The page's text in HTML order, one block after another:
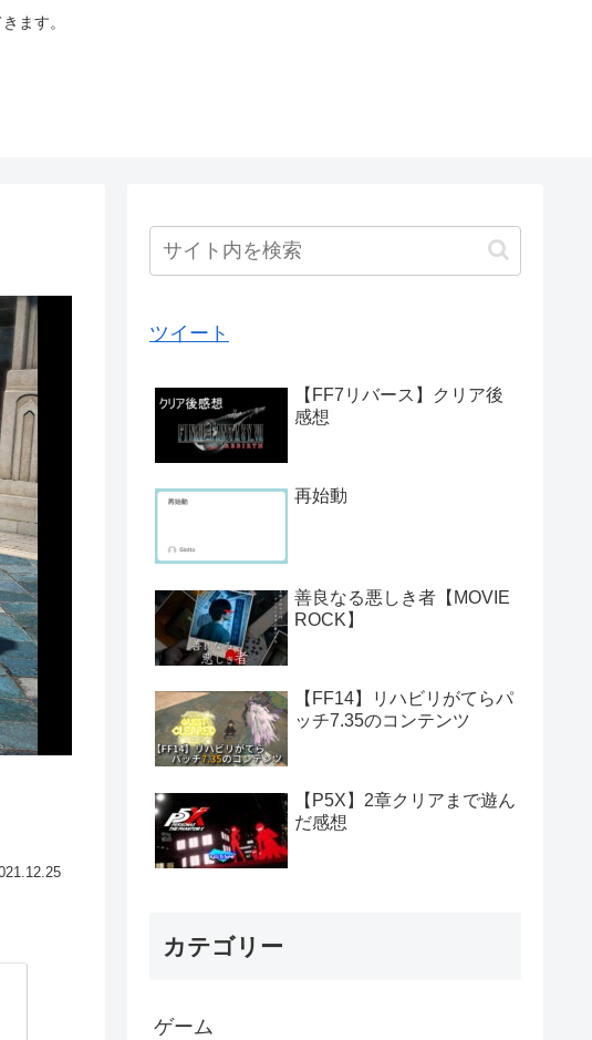
ます。
ツイート
【FF7リバース】クリア後
感想
再始動
善良なる悪しき者【MOVIE
ROCK】
【FF14】リハビリがてらパ
ッチ7.35のコンテンツ
【P5X】2章クリアまで遊ん
だ感想
カテゴリー
ゲーム